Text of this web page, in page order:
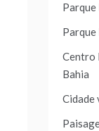
Parque
Centro
Bahia
Cidade